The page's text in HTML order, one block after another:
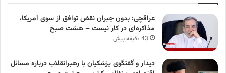
عراقچی: بدون جبران نقض توافق از سوی آمریکا،
مذاکره‌ای در کار نیست – هشت صبح
43 دقیقه پیش
دیدار و گفتگوی پزشکیان با رهبرانقلاب درباره مسائل